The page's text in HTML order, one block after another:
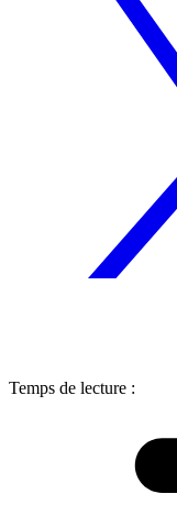
Temps de lecture :